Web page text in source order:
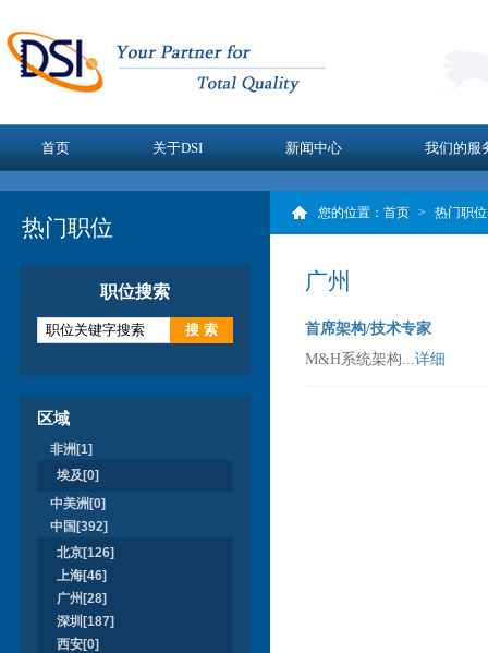
首页 关于DSI 新闻中心 我们的服
热门职位
职位搜索
区域
非洲[1]
埃及[0]
中美洲[0]
中国[392]
北京[126]
上海[46]
广州[28]
深圳[187]
西安[0]
您的位置： 首页 > 热门职位
广州
首席架构/技术专家
M&H系统架构...详细